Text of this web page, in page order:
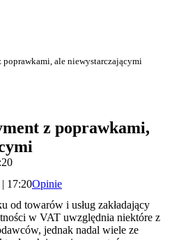
ale niewystarczającymi
z poprawkami,
17:20Opinie
od towarów i usług zakładający
w VAT uwzględnia niektóre z
jednak nadal wiele ze